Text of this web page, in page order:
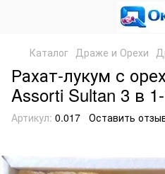
Каталог Драже и Орехи
Рахат-лукум с
Assorti Sultan 3 в
Артикул: 0.017 Оставить